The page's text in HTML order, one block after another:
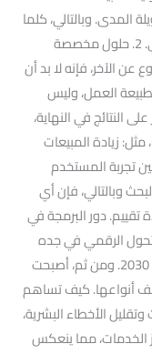
وبالتالي، كلما
زاد الفهم التجاري، زادت فرص نجاح الحل التقني. 2. حلول مخصصة
الآخر، فإنه لا بد أن
العمل، وليس
مع الجميع. 3. التركيز على النتائج في النهاية،
زيادة المبيعات
تجربة المستخدم
وبالتالي، فإن أي
دور البرمجة في
الرقمي في جده
بالسعودية خيارًا، بل أصبح جزءًا أساسيًا من رؤية 2030. ومن ثم، أصبحت
أنواعها. كيف تساهم
الأخطاء البشرية،
الخدمات، مما ينعكس